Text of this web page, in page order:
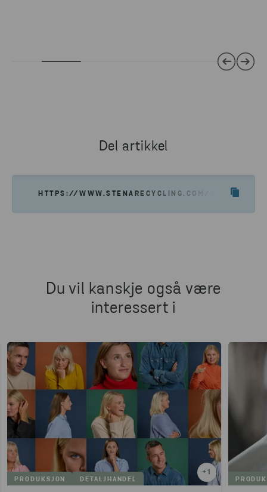
Del artikkel
HTTPS://WWW.STENARECYCLING.COM/NO/
Du vil kanskje også være
interessert i
+1
PRODUKSJON
DETALJHANDEL